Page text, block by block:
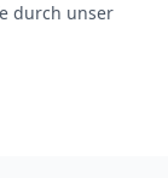
durch unser